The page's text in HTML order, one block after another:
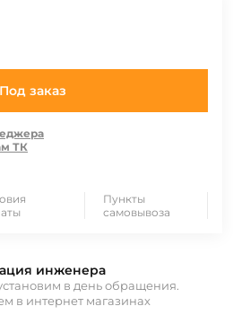
Под заказ
ТК
Пункты
самовывоза
инженера
в день обращения.
в интернет магазинах